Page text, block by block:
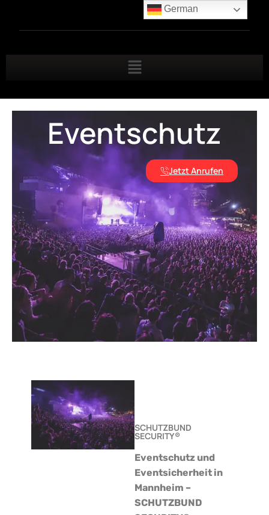
Eventschutz
Jetzt Anrufen
SCHUTZBUND
SECURITY®
Eventschutz und
Eventsicherheit in
Mannheim –
SCHUTZBUND
German